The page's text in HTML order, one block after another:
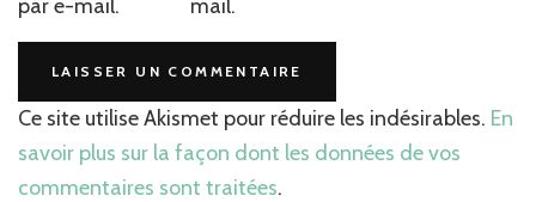
par e-mail.
mail.
Ce site utilise Akismet pour réduire les indésirables. En
savoir plus sur la façon dont les données de vos
commentaires sont traitées.